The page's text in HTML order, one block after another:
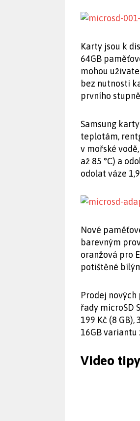
Karty jsou k
64GB
mohou
bez nutnosti
prvního
Samsung
teplotám,
v mořské
až 85 °C) a
odolat váze
Nové
barevným
oranžová pro
potištěné
Prodej
řady microSD
199 Kč (8
16GB variantu
Video